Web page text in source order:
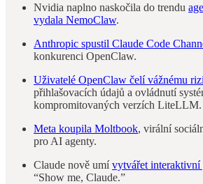
Nvidia naplno naskočila do trendu
vydala NemoClaw.
Anthropic spustil Claude Code
konkurenci OpenClaw.
Uživatelé OpenClaw čelí vážnému
přihlašovacích údajů a ovládnutí
kompromitovaných verzích LiteLLM.
Meta koupila Moltbook, virální
pro AI agenty.
Claude nově umívytvářet interaktivní
“Show me, Claude.”